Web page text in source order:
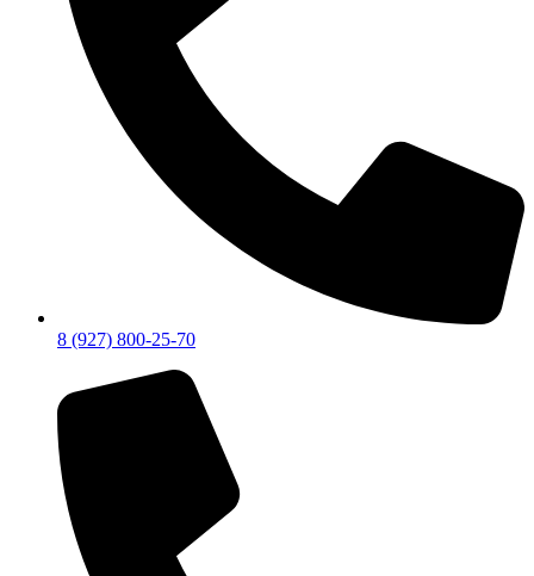
8 (927) 800-25-70